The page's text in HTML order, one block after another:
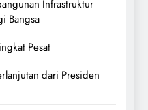
Infrastruktur
Bangsa
Pesat
dari Presiden